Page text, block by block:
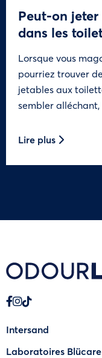
Peut-on
dans les
Lorsque vous
pourriez trouver
jetables aux
sembler alléchant,
Lire plus
Intersand
Laboratoires Blücare